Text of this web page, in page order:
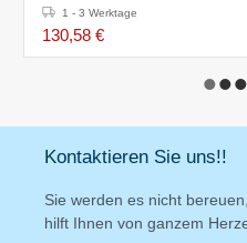
338x540x(h)248mm
1 - 3 Werktage
130,58 €
Kontaktieren Sie uns!!
Sie werden es nicht
hilft Ihnen von ganzem